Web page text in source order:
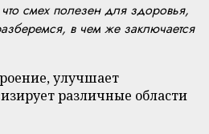
что смех полезен для здоровья,
в чем же заключается
улучшает
различные области